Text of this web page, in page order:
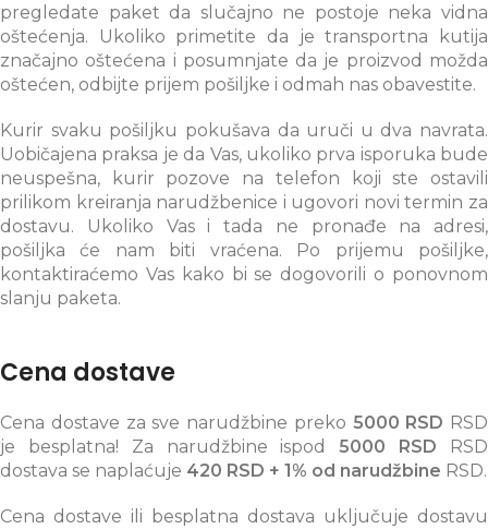
pregledate paket da slučajno ne postoje neka vidna
oštećenja. Ukoliko primetite da je transportna kutija
značajno oštećena i posumnjate da je proizvod možda
oštećen, odbijte prijem pošiljke i odmah nas obavestite.
Kurir svaku pošiljku pokušava da uruči u dva navrata.
Uobičajena praksa je da Vas, ukoliko prva isporuka bude
neuspešna, kurir pozove na telefon koji ste ostavili
prilikom kreiranja narudžbenice i ugovori novi termin za
dostavu. Ukoliko Vas i tada ne pronađe na adresi,
pošiljka će nam biti vraćena. Po prijemu pošiljke,
kontaktiraćemo Vas kako bi se dogovorili o ponovnom
slanju paketa.
Cena dostave
Cena dostave za sve narudžbine preko 5000 RSD RSD
je besplatna! Za narudžbine ispod5000 RSD RSD
dostava se naplaćuje 420 RSD + 1% od narudžbine RSD.
Cena dostave ili besplatna dostava uključuje dostavu